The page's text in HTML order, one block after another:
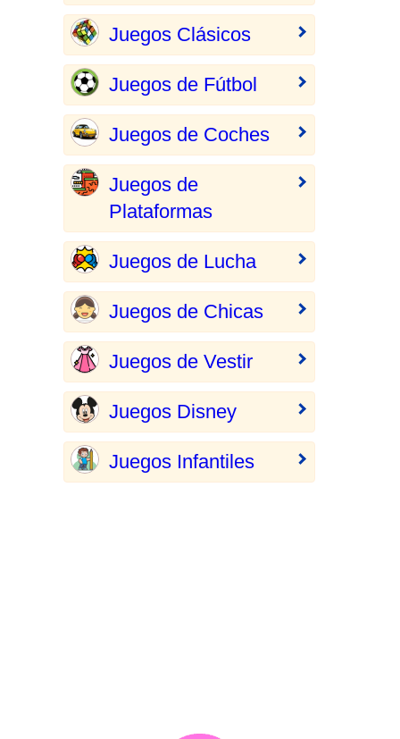
Juegos Clásicos
Juegos de Fútbol
Juegos de Coches
Juegos de
Plataformas
Juegos de Lucha
Juegos de Chicas
Juegos de Vestir
Juegos Disney
Juegos Infantiles